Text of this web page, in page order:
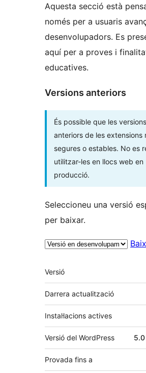
Aquesta secció està
només per a usuaris
desenvolupadors. Es
aquí per a proves i
educatives.
Versions anteriors
És possible que les versions
anteriors de les extensions
segures o estables. No es
utilitzar-les en llocs web en
producció.
Seleccioneu una versió
per baixar.
Meta
Versió
Darrera actualització
Instal·lacions actives
Versió del WordPress
Provada fins a